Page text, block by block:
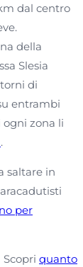
dal centro
della
Slesia
di
entrambi
ogni zona li
.
saltare in
per
quanto